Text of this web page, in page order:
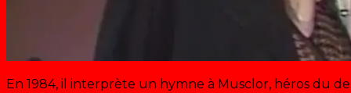
En 1984, il interprète un hymne à Musclor, héros du